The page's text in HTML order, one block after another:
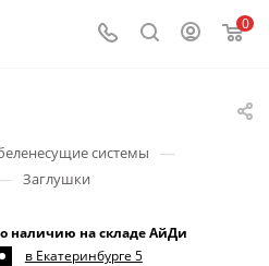
0
системы —
Заглушки
наличию на складе АйДи
в Екатеринбурге 5